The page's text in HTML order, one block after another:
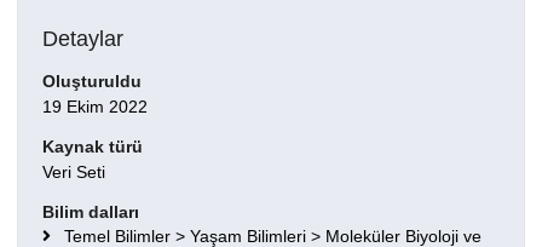
Detaylar
Oluşturuldu
19 Ekim 2022
Kaynak türü
Veri Seti
Bilim dalları
Temel Bilimler > Yaşam Bilimleri > Moleküler Biyoloji ve